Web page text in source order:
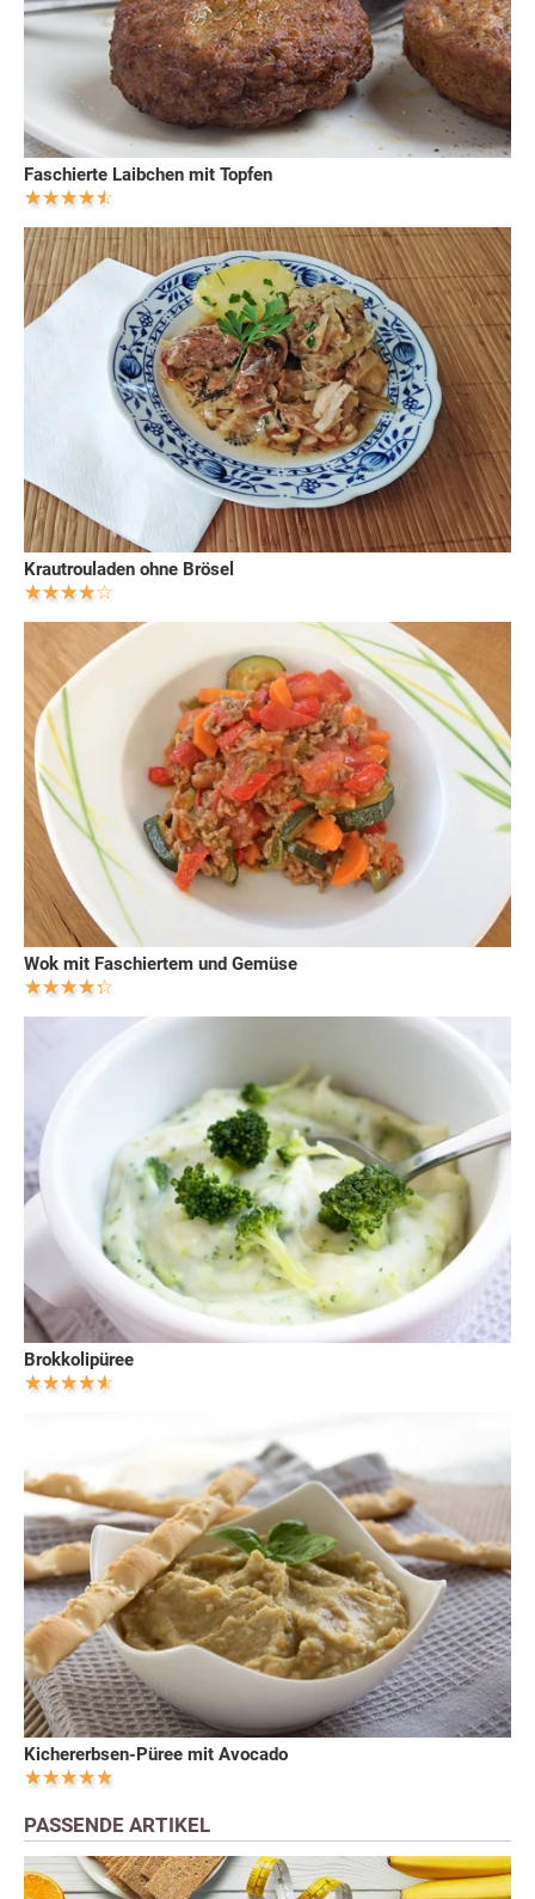
Faschierte Laibchen mit Topfen
Krautrouladen ohne Brösel
Wok mit Faschiertem und Gemüse
Brokkolipüree
Kichererbsen-Püree mit Avocado
PASSENDE ARTIKEL